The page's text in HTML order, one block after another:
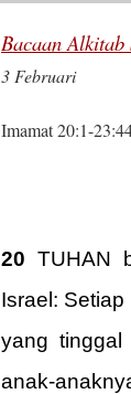
Bacaan Alkitab
3 Februari
Imamat 20:1-
20 TUHAN
Israel:
yang
anak-